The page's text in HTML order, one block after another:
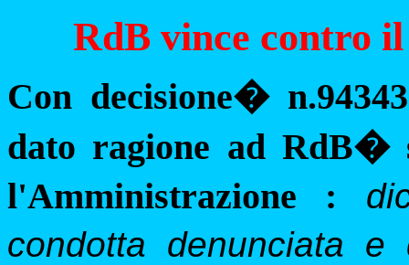
RdB vince contro
Con decisione� n.94343
dato ragione ad RdB�
l'Amministrazione :
condotta denunciata e